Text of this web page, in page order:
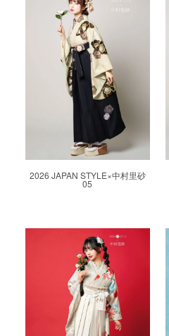
2026 JAPAN STYLE×中村里砂
05